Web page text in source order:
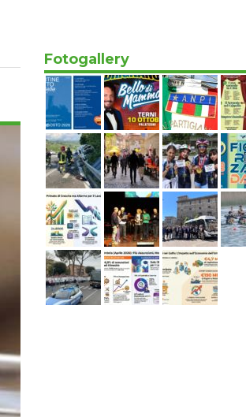
Fotogallery